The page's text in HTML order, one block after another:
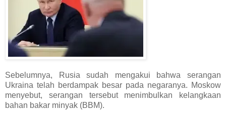
Sebelumnya, Rusia sudah mengakui bahwa serangan
Ukraina telah berdampak besar pada negaranya. Moskow
menyebut, serangan tersebut menimbulkan kelangkaan
bahan bakar minyak (BBM).